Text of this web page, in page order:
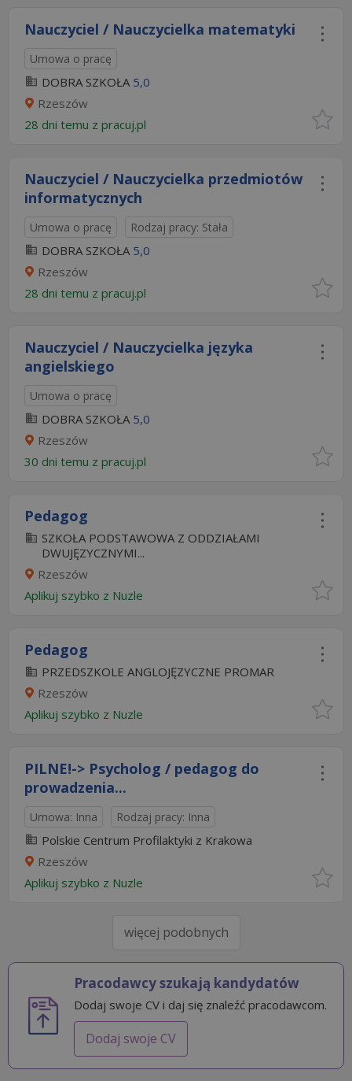
Nauczyciel / Nauczycielka matematyki
Umowa o pracę
DOBRA SZKOŁA 5,0
Rzeszów
28 dni temu z pracuj.pl
Nauczyciel / Nauczycielka przedmiotów
informatycznych
Umowa o pracę Rodzaj pracy: Stała
DOBRA SZKOŁA 5,0
Rzeszów
28 dni temu z pracuj.pl
Nauczyciel / Nauczycielka języka
angielskiego
Umowa o pracę
DOBRA SZKOŁA 5,0
Rzeszów
30 dni temu z pracuj.pl
Pedagog
SZKOŁA PODSTAWOWA Z ODDZIAŁAMI
DWUJĘZYCZNYMI...
Rzeszów
Aplikuj szybko z Nuzle
Pedagog
PRZEDSZKOLE ANGLOJĘZYCZNE PROMAR
Rzeszów
Aplikuj szybko z Nuzle
PILNE!-> Psycholog / pedagog do
prowadzenia...
Umowa: Inna Rodzaj pracy: Inna
Polskie Centrum Profilaktyki z Krakowa
Rzeszów
Aplikuj szybko z Nuzle
więcej podobnych
Pracodawcy szukają kandydatów
Dodaj swoje CV i daj się znaleźć pracodawcom.
Dodaj swoje CV